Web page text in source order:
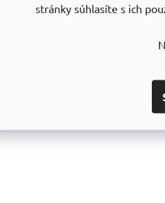
stránky súhlasíte s ich
kvality
sa môžeme zaručiť
záruka na 10 rokov